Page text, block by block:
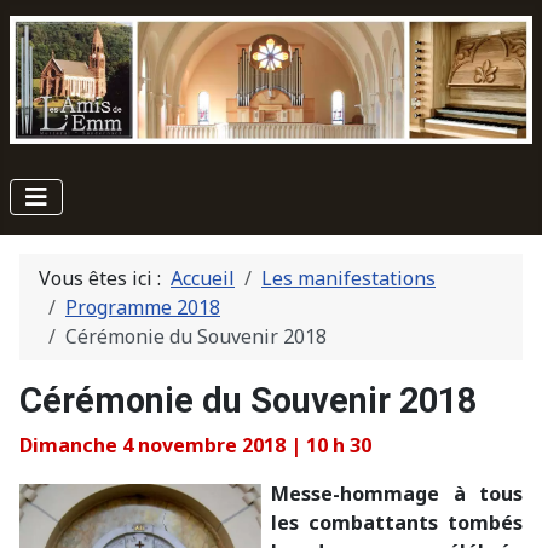
Vous êtes ici : Accueil
Les manifestations
Programme 2018
Cérémonie du Souvenir 2018
Cérémonie du Souvenir 2018
Dimanche 4 novembre 2018 | 10 h 30
Messe-hommage à tous
les combattants tombés